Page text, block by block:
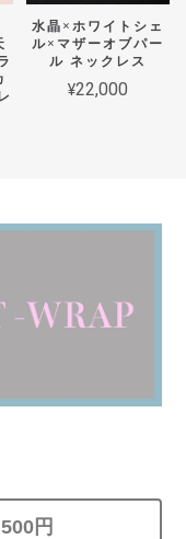
水晶×ホワイトシェ
ル×マザーオブパー
ル ネックレス
¥22,000
円